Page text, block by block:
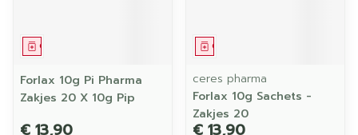
Geneesmiddel
Forlax 10g Pi Pharma
Zakjes 20 X 10g Pip
€ 13,90
Geneesmiddel
ceres pharma
Forlax 10g Sachets -
Zakjes 20
€ 13,90